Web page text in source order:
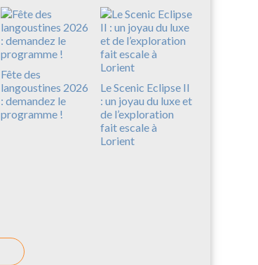
Fête des
langoustines 2026
: demandez le
programme !
Le Scenic Eclipse II
: un joyau du luxe et
de l’exploration
fait escale à
Lorient